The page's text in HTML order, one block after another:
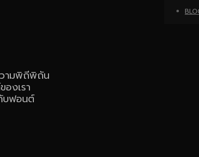
ามพิถีพิถัน
งเรา
บฟอนต์